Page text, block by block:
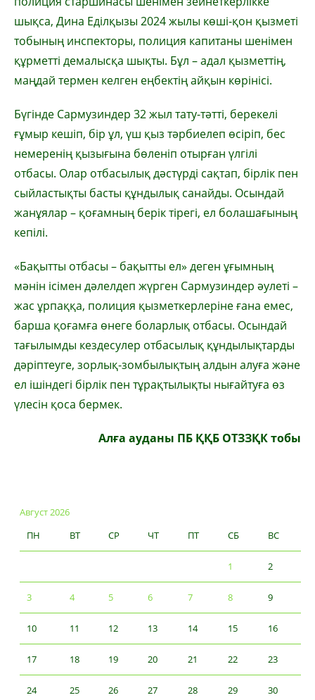
шықса, Дина Еділқызы 2024 жылы көші-қон қызметі
тобының инспекторы, полиция капитаны шенімен
құрметті демалысқа шықты. Бұл – адал қызметтің,
маңдай термен келген еңбектің айқын көрінісі.
Бүгінде Сармузиндер 32 жыл тату-тәтті, берекелі
ғұмыр кешіп, бір ұл, үш қыз тәрбиелеп өсіріп, бес
немеренің қызығына бөленіп отырған үлгілі
отбасы. Олар отбасылық дәстүрді сақтап, бірлік пен
сыйластықты басты құндылық санайды. Осындай
жанұялар – қоғамның берік тірегі, ел болашағының
кепілі.
«Бақытты отбасы – бақытты ел» деген ұғымның
мәнін ісімен дәлелдеп жүрген Сармузиндер әулеті –
жас ұрпаққа, полиция қызметкерлеріне ғана емес,
барша қоғамға өнеге боларлық отбасы. Осындай
тағылымды кездесулер отбасылық құндылықтарды
дәріптеуге, зорлық-зомбылықтың алдын алуға және
ел ішіндегі бірлік пен тұрақтылықты нығайтуға өз
үлесін қоса бермек.
Алға ауданы ПБ ҚҚБ ОТЗЗҚК тобы
Август 2026
ПН
ВТ СР ЧТ ПТ СБ ВС
1 2
3 4 5 6 7 8 9
10 11 12 13 14 15 16
17 18 19 20 21 22 23
24 25 26 27 28 29 30